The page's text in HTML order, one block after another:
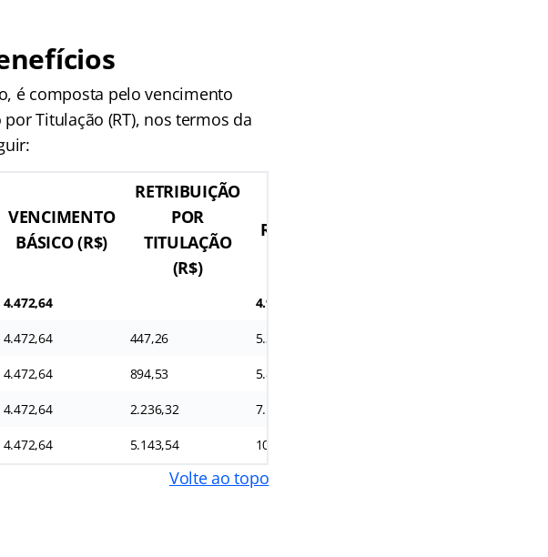
é composta pelo vencimento
Titulação (RT), nos termos da
VENCIMENTO
BÁSICO (R$)
RETRIBUIÇÃO
POR
TITULAÇÃO
(R$)
REMUNERAÇÃO
4.472,64 4.930,64
4.472,64 447,26 5.377,9
4.472,64 894,53 5.825,17
4.472,64 2.236,32 7.166,96
4.472,64 5.143,54 10.074,18
Volte ao topo